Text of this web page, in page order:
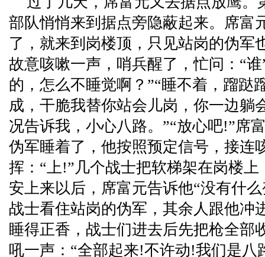
部队悄悄来到据点旁隐蔽起来。席富
了，就来到岗楼顶，只见站岗的伪军
故意咳嗽一声，哨兵醒了，忙问：“
的，怎么不睡觉啊？”“睡不着，蹓跶
成，干脆我替你站会儿岗，你一边躺
况告诉我，小心八路。”“放心吧!”席
伪军睡着了，他按照预定信号，接连
挥：“上!”几个战士把软梯架在岗楼
安上来以后，席富元告诉他“没有什
战士看住站岗的伪军，其余人跟他冲
睡得正香，战士们进去后先把枪全部
吼一声：“全部起来!不许动!我们是八